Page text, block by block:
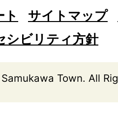
サイトマップ
シビリティ方針
Town. All